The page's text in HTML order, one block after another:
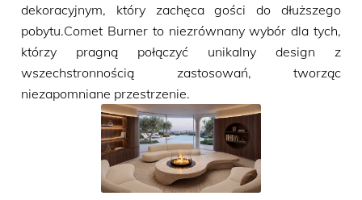
dekoracyjnym, który zachęca gości do dłuższego
pobytu.Comet Burner to niezrównany wybór dla tych,
którzy pragną połączyć unikalny design z
wszechstronnością zastosowań, tworząc
niezapomniane przestrzenie.